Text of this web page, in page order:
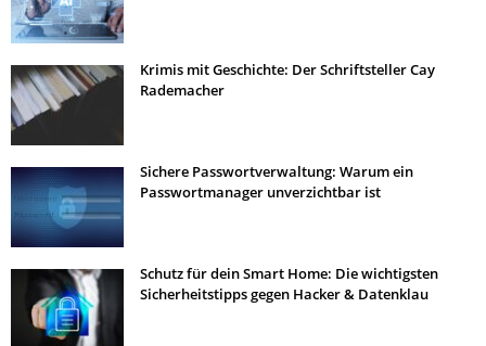
Krimis mit Geschichte: Der Schriftsteller Cay
Rademacher
Sichere Passwortverwaltung: Warum ein
Passwortmanager unverzichtbar ist
Schutz für dein Smart Home: Die wichtigsten
Sicherheitstipps gegen Hacker & Datenklau